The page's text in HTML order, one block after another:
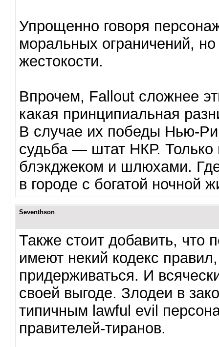
Упрощенно говоря
моральных ограничений,
жестокости.
Впрочем, Fallout сложнее
какая принципиальная
В случае их победы Нью-
судьба — штат НКР.
блэкджеком и шлюхами.
в городе с богатой ночной
Seventhson
Также стоит добавить, что
имеют некий кодекс
придерживаться. И
своей выгоде. Злодеи в
типичным lawful evil
правителей-тиранов.